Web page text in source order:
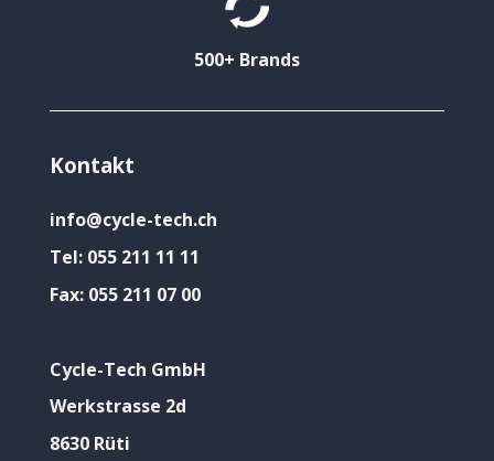
500+ Brands
Kontakt
info@cycle-tech.ch
Tel: 055 211 11 11
Fax: 055 211 07 00
Cycle-Tech GmbH
Werkstrasse 2d
8630 Rüti